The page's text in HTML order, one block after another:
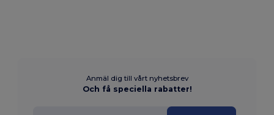
Anmäl dig till vårt nyhetsbrev
Och få speciella rabatter!